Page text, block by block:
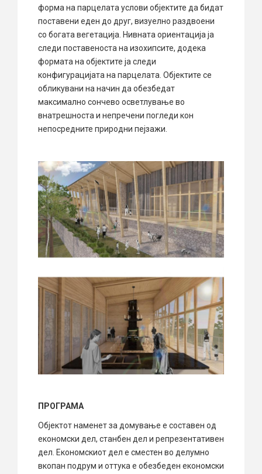
форма на парцелата услови објектите да бидат
поставени еден до друг, визуелно раздвоени
со богата вегетација. Нивната ориентација ја
следи поставеноста на изохипсите, додека
формата на објектите ја следи
конфигурацијата на парцелата. Објектите се
обликувани на начин да обезбедат
максимално сончево осветлување во
внатрешноста и непречени погледи кон
непосредните природни пејзажи.
ПРОГРАМА
Објектот наменет за домување е составен од
економски дел, станбен дел и репрезентативен
дел. Економскиот дел е сместен во делумно
вкопан подрум и оттука е обезбеден економски